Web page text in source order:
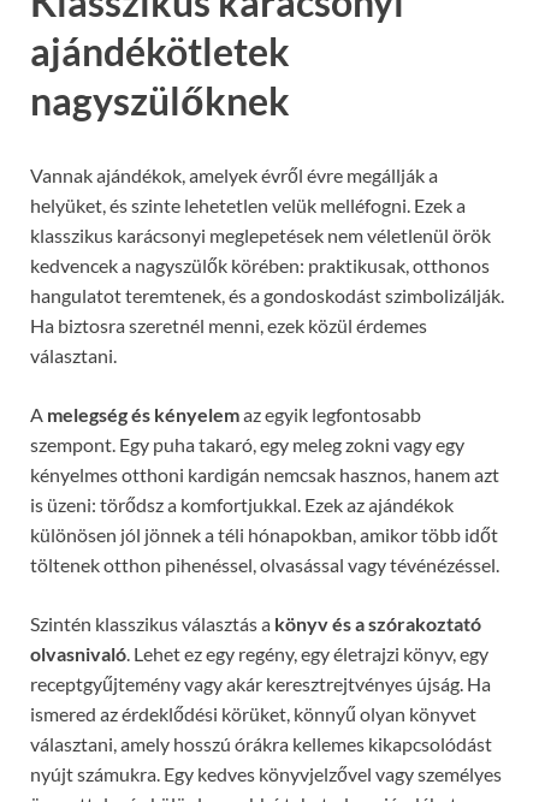
ajándékötletek
nagyszülőknek
Vannak ajándékok, amelyek évről évre megállják a
helyüket, és szinte lehetetlen velük melléfogni. Ezek a
klasszikus karácsonyi meglepetések nem véletlenül örök
kedvencek a nagyszülők körében: praktikusak, otthonos
hangulatot teremtenek, és a gondoskodást szimbolizálják.
Ha biztosra szeretnél menni, ezek közül érdemes
választani.
A melegség és kényelemaz egyik legfontosabb
szempont. Egy puha takaró, egy meleg zokni vagy egy
kényelmes otthoni kardigán nemcsak hasznos, hanem azt
is üzeni: törődsz a komfortjukkal. Ezek az ajándékok
különösen jól jönnek a téli hónapokban, amikor több időt
töltenek otthon pihenéssel, olvasással vagy tévénézéssel.
Szintén klasszikus választás a könyv és a szórakoztató
olvasnivaló . Lehet ez egy regény, egy életrajzi könyv, egy
receptgyűjtemény vagy akár keresztrejtvényes újság. Ha
ismered az érdeklődési körüket, könnyű olyan könyvet
választani, amely hosszú órákra kellemes kikapcsolódást
nyújt számukra. Egy kedves könyvjelzővel vagy személyes